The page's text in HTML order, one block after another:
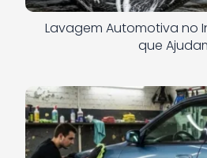
Lavagem Automotiva no
que